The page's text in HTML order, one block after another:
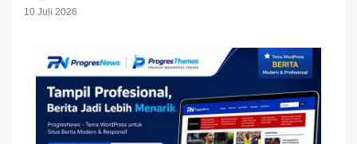
10 Juli 2026